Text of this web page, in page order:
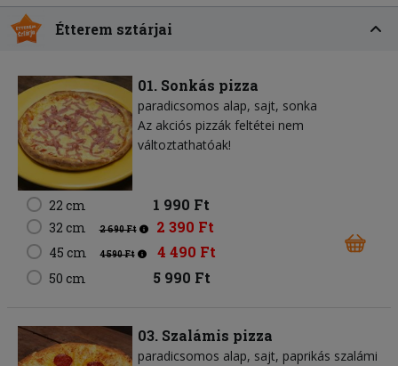
Étterem sztárjai
01. Sonkás pizza
paradicsomos alap sajt sonka
Az akciós pizzák feltétei nem
változtathatóak!
22 cm 1 990 Ft
32 cm 2 690 Ft 2 390 Ft
45 cm 4 590 Ft 4 490 Ft
50 cm 5 990 Ft
03. Szalámis pizza
paradicsomos alap sajt paprikás szalámi